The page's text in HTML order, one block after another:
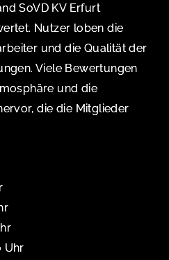
SoVD KV Erfurt
Nutzer loben die
und die Qualität der
Viele Bewertungen
und die
die die Mitglieder
Uhr